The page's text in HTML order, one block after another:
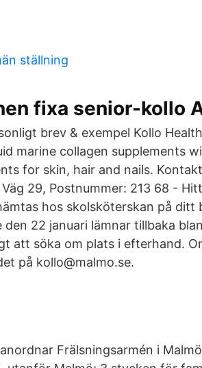
ställning
fixa senior-kollo
brev & exempel Kollo
marine collagen supplements
for skin, hair and nails.
29, Postnummer: 213 68 -
hos skolsköterskan på ditt
22 januari lämnar tillbaka
att söka om plats i efterhand.
på kollo@malmo.se.
Frälsningsarmén i